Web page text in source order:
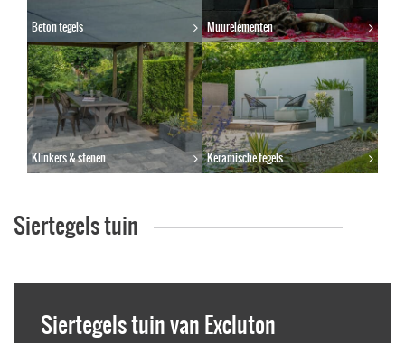
Beton tegels Muurelementen
Klinkers & stenen Keramische tegels
Siertegels tuin
Siertegels tuin van Excluton